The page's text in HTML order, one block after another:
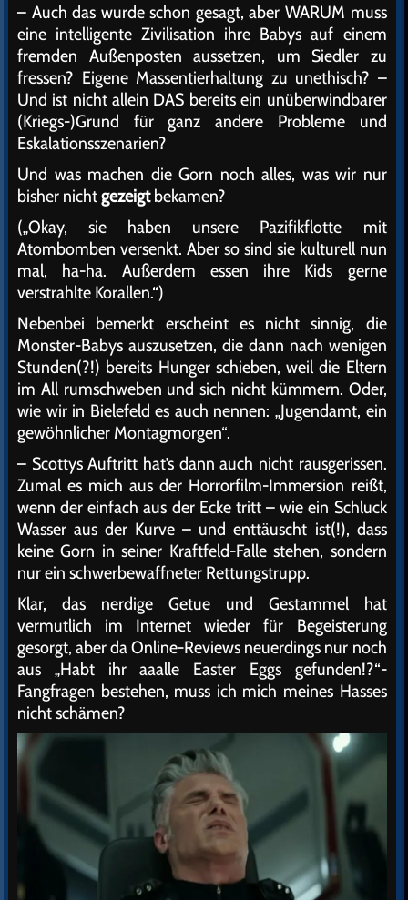
– Auch das wurde schon gesagt, aber WARUM muss
eine intelligente Zivilisation ihre Babys auf einem
fremden Außenposten aussetzen, um Siedler zu
fressen? Eigene Massentierhaltung zu unethisch? –
Und ist nicht allein DAS bereits ein unüberwindbarer
(Kriegs-)Grund für ganz andere Probleme und
Eskalationsszenarien?
Und was machen die Gorn noch alles, was wir nur
bisher nichtgezeigtbekamen?
(„Okay, sie haben unsere Pazifikflotte mit
Atombomben versenkt. Aber so sind sie kulturell nun
mal, ha-ha. Außerdem essen ihre Kids gerne
verstrahlte Korallen.“)
Nebenbei bemerkt erscheint es nicht sinnig, die
Monster-Babys auszusetzen, die dann nach wenigen
Stunden(?!) bereits Hunger schieben, weil die Eltern
im All rumschweben und sich nicht kümmern. Oder,
wie wir in Bielefeld es auch nennen: „Jugendamt, ein
gewöhnlicher Montagmorgen“.
– Scottys Auftritt hat’s dann auch nicht rausgerissen.
Zumal es mich aus der Horrorfilm-Immersion reißt,
wenn der einfach aus der Ecke tritt – wie ein Schluck
Wasser aus der Kurve – und enttäuscht ist(!), dass
keine Gorn in seiner Kraftfeld-Falle stehen, sondern
nur ein schwerbewaffneter Rettungstrupp.
Klar, das nerdige Getue und Gestammel hat
vermutlich im Internet wieder für Begeisterung
gesorgt, aber da Online-Reviews neuerdings nur noch
aus „Habt ihr aaalle Easter Eggs gefunden!?“-
Fangfragen bestehen, muss ich mich meines Hasses
nicht schämen?